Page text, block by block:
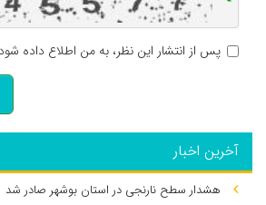
پس از انتشار این نظر، به من اطلاع داده
آخرین اخبار
هشدار سطح نارنجی در استان بوشهر صادر شد